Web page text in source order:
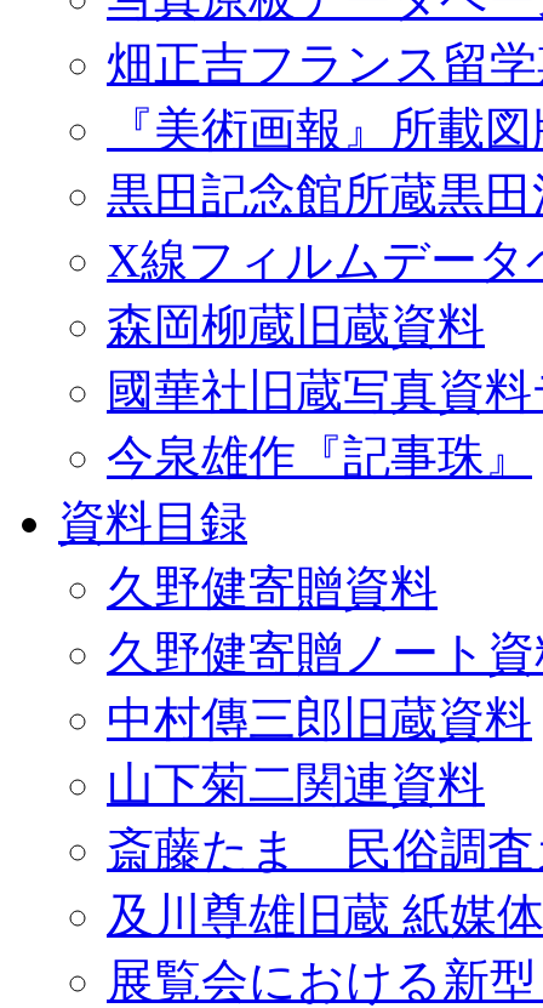
畑正吉フランス留
『美術画報』所載
黒田記念館所蔵黒
X線フィルムデータ
森岡柳蔵旧蔵資料
國華社旧蔵写真資
今泉雄作『記事珠』
資料目録
久野健寄贈資料
久野健寄贈ノート
中村傳三郎旧蔵資料
山下菊二関連資料
斎藤たま 民俗調査
及川尊雄旧蔵 紙媒
展覧会における新